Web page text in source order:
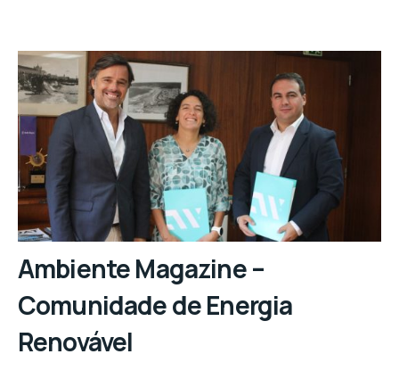
Ambiente Magazine –
Comunidade de Energia
Renovável